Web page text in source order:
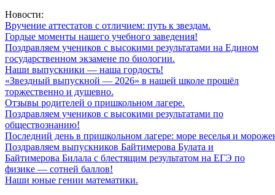
Новости:
Вручение аттестатов с отличием: путь к звездам.
Гордые моменты нашего учебного заведения!
Поздравляем учеников с высокими результатами на Едином
государственном экзамене по биологии.
Наши выпускники — наша гордость!
«Звездный выпускной — 2026» в нашей школе прошёл
торжественно и душевно.
Отзывы родителей о пришкольном лагере.
Поздравляем учеников с высокими результатами по
обществознанию!
Последний день в пришкольном лагере: море веселья и
Поздравляем выпускников Байтимерова Булата и
Байтимерова Билала с блестящим результатом на ЕГЭ по
физике — сотней баллов!
Наши юные гении математики.